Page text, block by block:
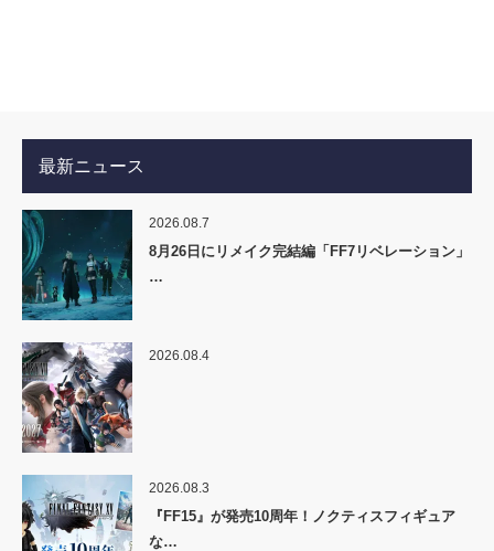
最新ニュース
2026.08.7
8月26日にリメイク完結編「FF7リベレーション」
…
2026.08.4
2026.08.3
『FF15』が発売10周年！ノクティスフィギュア
な…